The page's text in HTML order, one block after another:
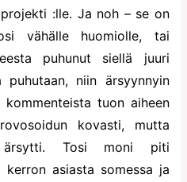
:lle. Ja noh – se on
vähälle huomiolle, tai
puhunut siellä juuri
niin ärsyynnyin
tuon aiheen
kovasti, mutta
Tosi moni piti
kerron asiasta somessa ja